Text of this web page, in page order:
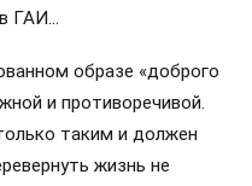
ГАИ…
образе «доброго
и противоречивой.
таким и должен
жизнь не